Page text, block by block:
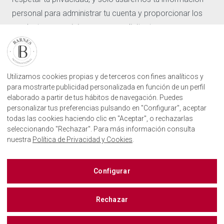
personal para administrar tu cuenta y proporcionar los
productos y servicios que nos solicitaste.
Acepto recibir otras comunicaciones de Barnes
International.
Al hacer clic en Enviar, aceptas que Barnes International
almacene y procese la información personal
suministrada arriba para proporcionarte el contenido
solicitado.
Nuestras agencias
Solicitar valoracion
Contáctenos
Inicio de sesión de usuario
AGENCIA INMOBILIARIA BARNES SAN SEBASTIÁN
CAMINO KALEA, 1
20004, DONOSTIA, GIPUZKOA
+34843751115
Utilizamos cookies propias y de terceros con fines analíticos y
para mostrarte publicidad personalizada en función de un perfil
elaborado a partir de tus hábitos de navegación. Puedes
personalizar tus preferencias pulsando en "Configurar", aceptar
todas las cookies haciendo clic en "Aceptar", o rechazarlas
seleccionando "Rechazar". Para más información consulta
nuestra Política de Privacidad y Cookies
Configurar
Rechazar